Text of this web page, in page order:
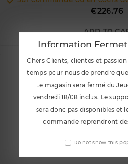
€226.76
ADD TO
Information
Chers Clients, clientes et
temps pour nous de prendre
Le magasin sera fermé du
vendredi 18/08 inclus. Le
sera donc pas disponibles et
commande reprendront
Do not show this